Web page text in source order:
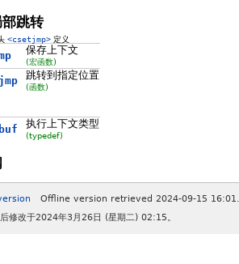
跳转
<csetjmp> 定义
保存上下文
(宏函数)
跳转到指定位置
(函数)
执行上下文类型
(typedef)
Offline version retrieved 2024-09-15 16:01.
修改于2024年3月26日 (星期二) 02:15。